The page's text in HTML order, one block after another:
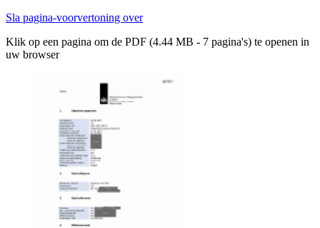
Sla pagina-voorvertoning over
Klik op een pagina om de PDF (4.44 MB - 7 pagina's) te openen in
uw browser